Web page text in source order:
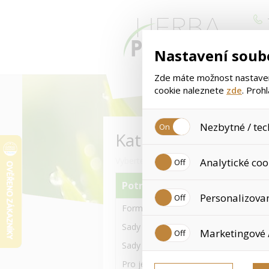
Kategorie
Vyberte si kategorii zboží
Potravinové doplňky
Formula 1 a jiné Výživné koktejly
Sady s Formula 1 koktejly 550g
Sady s Formula 1 koktejly 780g
Pro ještě více Proteinu-Bílkovin
<
Nastavení
Zde máte možnost
cookie naleznete zde.
Nezbytné /
Používají se mimo jiné k
tyto cookies není zapotřebí
Analytické
již nejedná o osobní údaje,
navštívené odkazy,
zkušenosti. Díky nim
doporučením produktů či
Marketingové